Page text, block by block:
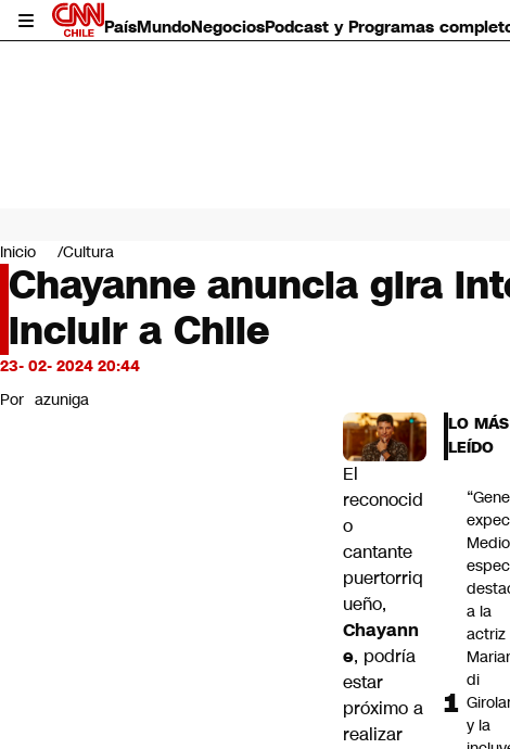
PaísMundoNegociosPodcast y Programas
Mundo
Negocios
Deportes
Programas completos
Cultura
Servicios
CNN Data
Inicio Cultura
Chayanne anuncia gira
incluir a Chile
23- 02- 2024 20:44
Por azuniga
El
reconocid
o
cantante
puertorriq
ueño,
Chayann
e, podría
estar
próximo a
realizar
LO MÁS
LEÍDO
Medio
a la
actriz
di
y la